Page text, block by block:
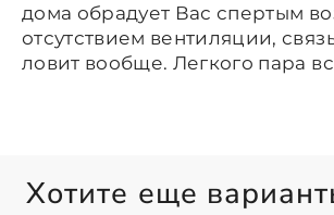
дома обрадует Вас спертым
отсутствием вентиляции,
ловит вообще. Легкого пара
Хотите еще